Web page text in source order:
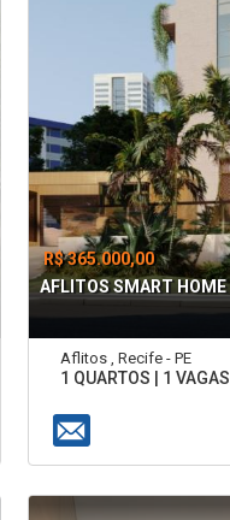
R$ 365.000,00
AFLITOS SMART HOME
Aflitos , Recife - PE
1 QUARTOS | 1 VAGAS